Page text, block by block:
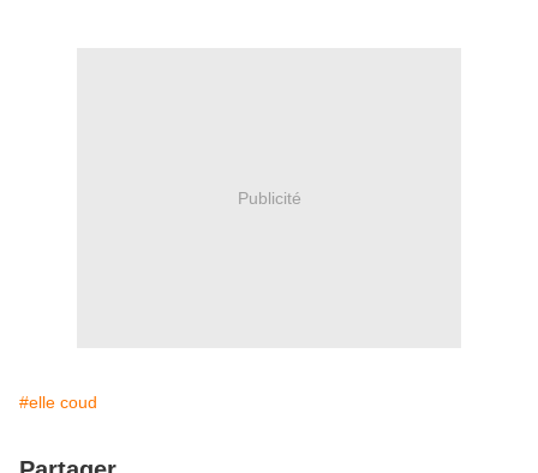
Publicité
#elle coud